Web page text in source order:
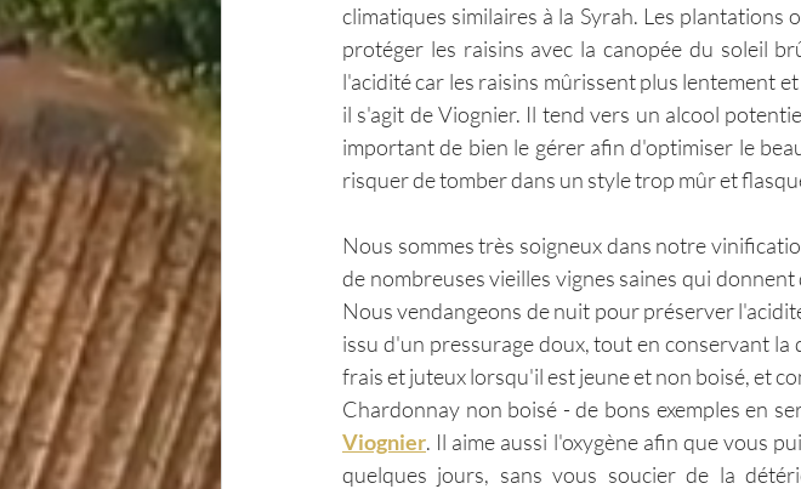
climatiques similaires à la Syrah. Les plantations
protéger les raisins avec la canopée du soleil
l'acidité car les raisins mûrissent plus lentement
il s'agit de Viognier. Il tend vers un alcool
important de bien le gérer afin d'optimiser le
risquer de tomber dans un style trop mûr et
Nous sommes très soigneux dans notre
de nombreuses vieilles vignes saines qui
Nous vendangeons de nuit pour préserver
issu d'un pressurage doux, tout en conservant
frais et juteux lorsqu'il est jeune et non boisé, et
Chardonnay non boisé - de bons exemples en
Viognier. Il aime aussi l'oxygène afin que vous
quelques jours, sans vous soucier de la